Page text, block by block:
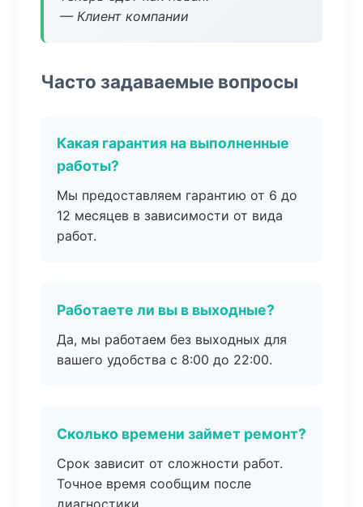
— Клиент компании
Часто задаваемые вопросы
Какая гарантия на выполненные
работы?
Мы предоставляем гарантию от 6 до
12 месяцев в зависимости от вида
работ.
Работаете ли вы в выходные?
Да, мы работаем без выходных для
вашего удобства с 8:00 до 22:00.
Сколько времени займет ремонт?
Срок зависит от сложности работ.
Точное время сообщим после
диагностики.